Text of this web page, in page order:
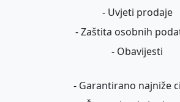
- Uvjeti prodaje
-Zaštita osobnih
- Obavijesti
- Garantirano najniže